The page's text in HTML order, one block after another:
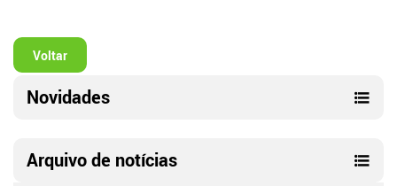
Voltar
Novidades
Arquivo de notícias